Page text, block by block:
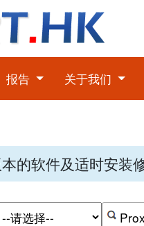
报告 关于我们
的软件及适时安装
围的开始日期，格式为-日
请输入搜索日期范围的结
按关键